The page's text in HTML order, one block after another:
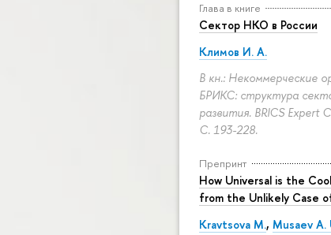
Глава в книге
Сектор НКО в России
Климов И. А.
В кн.: Некоммерческие
БРИКС: структура
развития. BRICS Expert
С. 193-228.
Препринт
How Universal is the
from the Unlikely Case
Kravtsova M., Musaev A.